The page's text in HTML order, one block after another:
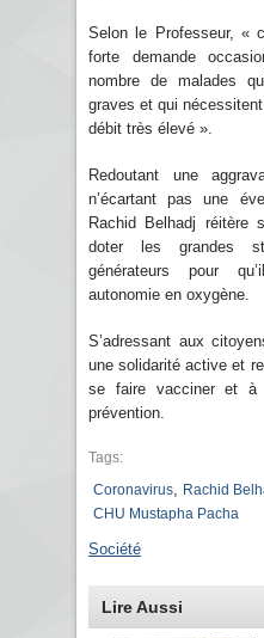
Selon le Professeur, «
forte demande
nombre de malades
graves et qui
débit très élevé ».
Redoutant une
n’écartant pas une
Rachid Belhadj réitère
doter les grandes
générateurs pour
autonomie en oxygène.
S’adressant aux
une solidarité active et
se faire vacciner et à
prévention.
Tags:
Coronavirus
Rachid
CHU Mustapha Pacha
Société
Lire Aussi